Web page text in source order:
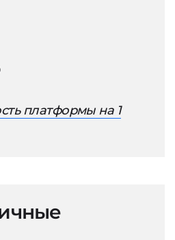
платформы на 1